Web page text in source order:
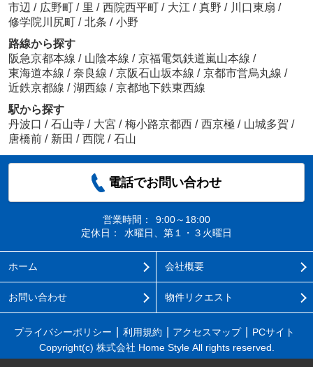
市辺 / 広野町 / 里 / 西院西平町 / 大江 / 真野 / 川口東扇 /
修学院川尻町 / 北条 / 小野
路線から探す
阪急京都本線 / 山陰本線 / 京福電気鉄道嵐山本線 /
東海道本線 / 奈良線 / 京阪石山坂本線 / 京都市営烏丸線 /
近鉄京都線 / 湖西線 / 京都地下鉄東西線
駅から探す
丹波口 / 石山寺 / 大宮 / 梅小路京都西 / 西京極 / 山城多賀 /
唐橋前 / 新田 / 西院 / 石山
電話でお問い合わせ
営業時間：
9:00～18:00
定休日：
水曜日、第１・３火曜日
ホーム 会社概要
お問い合わせ 物件リクエスト
プライバシーポリシー 利用規約 アクセスマップ
PCサイト
Copyright(c) 株式会社 Home Style All rights reserved.